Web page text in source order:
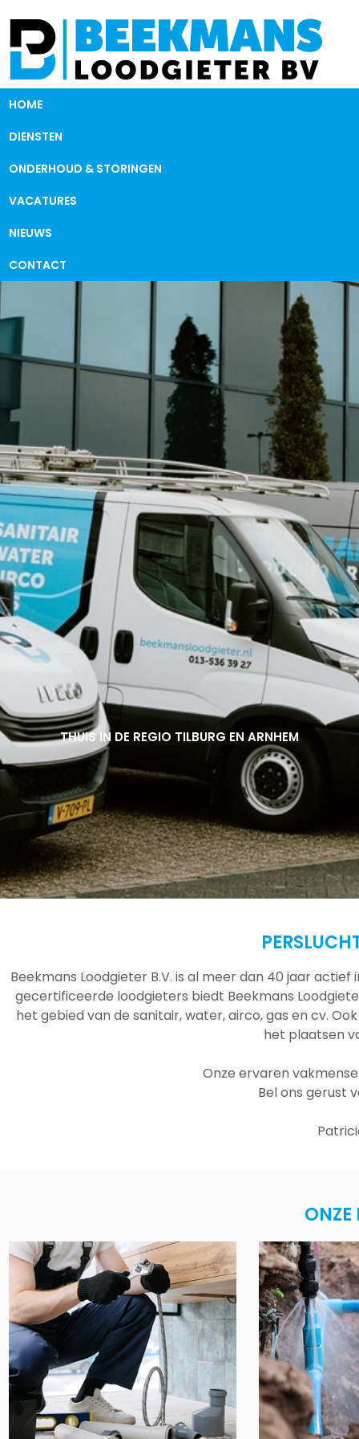
HOME
DIENSTEN
ONDERHOUD & STORINGEN
VACATURES
NIEUWS
CONTACT
THUIS IN DE REGIO TILBURG EN ARNHEM
THUIS IN DE REGIO TILBURG EN ARNHEM
THUIS IN DE REGIO TILBURG EN ARNHEM
Beekmans Loodgieter B.V. is al meer dan 40 jaar
gecertificeerde loodgieters biedt Beekmans
het gebied van de sanitair, water, airco, gas en cv.
het plaatsen
Onze ervaren
Bel ons gerust
ONZE